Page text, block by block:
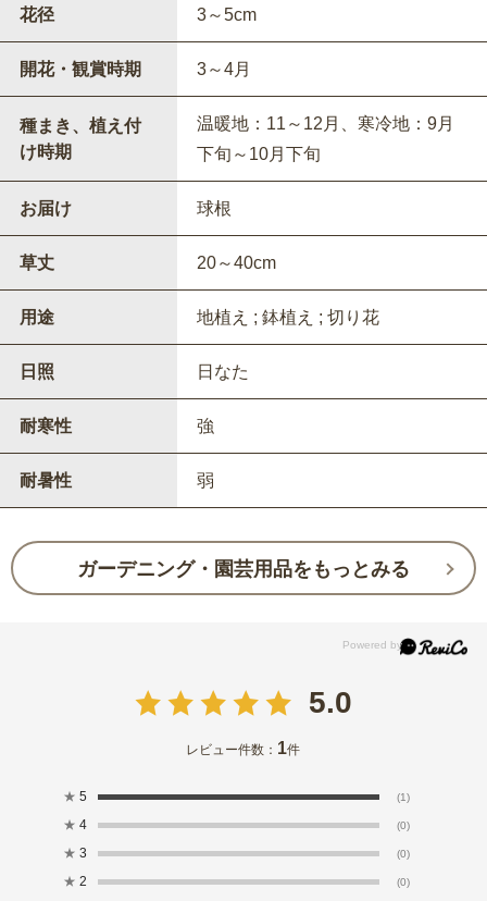
花径 3～5cm
開花・観賞時期 3～4月
種まき、植え付
け時期
温暖地：11～12月、寒冷地：9月
下旬～10月下旬
お届け 球根
草丈 20～40cm
用途 地植え ; 鉢植え ; 切り花
日照 日なた
耐寒性 強
耐暑性 弱
ガーデニング・園芸用品をもっとみる
5.0
レビュー件数： 1件
★ 5 (1)
★ 4 (0)
★ 3 (0)
★ 2 (0)